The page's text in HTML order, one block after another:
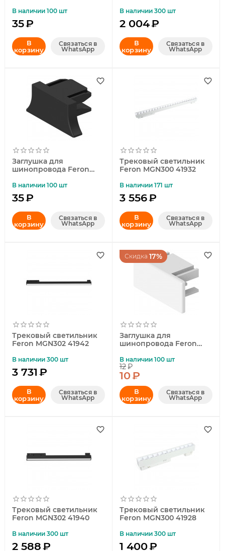
В наличии 100 шт
35₽
В
корзину
Связаться в
WhatsApp
В наличии 300 шт
2 004₽
В
корзину
Связаться в
WhatsApp
Заглушка для
шинопровода Feron
В наличии 100 шт
35₽
В
корзину
Связаться в
WhatsApp
Трековый светильник
Feron MGN300 41932
В наличии 171 шт
3 556₽
В
корзину
Связаться в
WhatsApp
Трековый светильник
Feron MGN302 41942
В наличии 300 шт
3 731 ₽
В
корзину
Связаться в
WhatsApp
Скидка 17%
Заглушка для
шинопровода Feron
В наличии 100 шт
12₽
10₽
В
корзину
Связаться в
WhatsApp
Трековый светильник
Feron MGN302 41940
В наличии 300 шт
2 588₽
Трековый светильник
Feron MGN300 41928
В наличии 300 шт
1 400₽